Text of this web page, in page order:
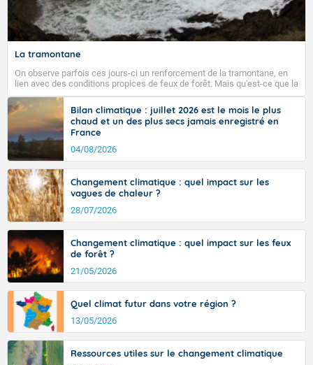
La tramontane
On observe parfois ces jours-ci un renforcement de la tramontane, en
lien avec des conditions propices de feux de forêt. Mais qu'est-ce que la
tramontane ? Quelles sont ses caractéristiques ? La tramontane est un
vent turbulent soufflant de secteur nord-ouest à nord, ou ouest à nord-
ouest, dans un secteur qui part du Roussillon à la vallée de l’Aude et à
l’ouest de l’Hérault. L’étymologie de ce vent vient du latin trasmontanus,
signifiant au-delà des monts, en allusion aux régions montagneuses
d’où provient ce vent.
Bilan climatique : juillet 2026 est le mois le plus
chaud et un des plus secs jamais enregistré en
France
04/08/2026
Changement climatique : quel impact sur les
vagues de chaleur ?
28/07/2026
Changement climatique : quel impact sur les feux
de forêt ?
21/05/2026
Quel climat futur dans votre région ?
13/05/2026
Ressources utiles sur le changement climatique